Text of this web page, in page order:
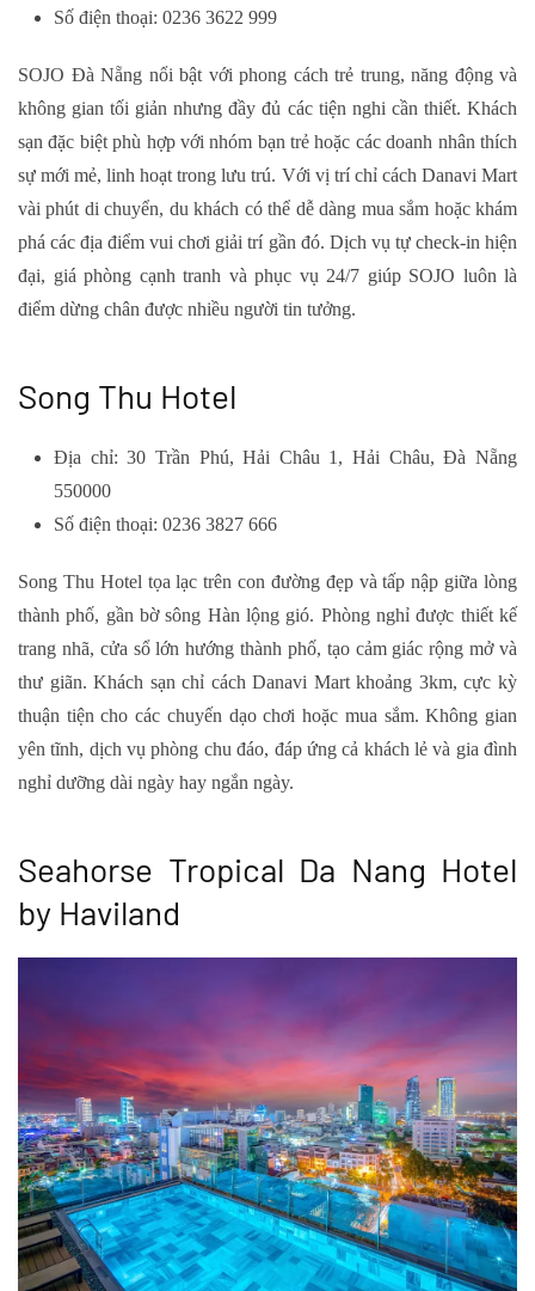
Số điện thoại: 0236 3622 999
SOJO Đà Nẵng nổi bật với phong cách trẻ trung, năng động và
không gian tối giản nhưng đầy đủ các tiện nghi cần thiết. Khách
sạn đặc biệt phù hợp với nhóm bạn trẻ hoặc các doanh nhân thích
sự mới mẻ, linh hoạt trong lưu trú. Với vị trí chỉ cách Danavi Mart
vài phút di chuyển, du khách có thể dễ dàng mua sắm hoặc khám
phá các địa điểm vui chơi giải trí gần đó. Dịch vụ tự check-in hiện
đại, giá phòng cạnh tranh và phục vụ 24/7 giúp SOJO luôn là
điểm dừng chân được nhiều người tin tưởng.
Song Thu Hotel
Địa chỉ: 30 Trần Phú, Hải Châu 1, Hải Châu, Đà Nẵng
550000
Số điện thoại: 0236 3827 666
Song Thu Hotel tọa lạc trên con đường đẹp và tấp nập giữa lòng
thành phố, gần bờ sông Hàn lộng gió. Phòng nghỉ được thiết kế
trang nhã, cửa sổ lớn hướng thành phố, tạo cảm giác rộng mở và
thư giãn. Khách sạn chỉ cách Danavi Mart khoảng 3km, cực kỳ
thuận tiện cho các chuyến dạo chơi hoặc mua sắm. Không gian
yên tĩnh, dịch vụ phòng chu đáo, đáp ứng cả khách lẻ và gia đình
nghỉ dưỡng dài ngày hay ngắn ngày.
Seahorse Tropical Da Nang Hotel
by Haviland